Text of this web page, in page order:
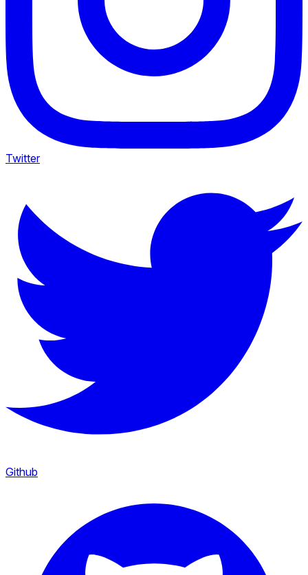
Twitter
Github